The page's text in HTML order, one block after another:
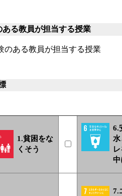
ある教員が担当する授業
のある教員が担当する授業
1.貧困をな
くそう
6.
中
7.